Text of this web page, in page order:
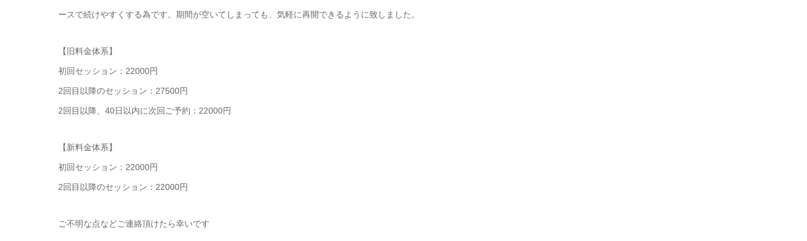
ースで続けやすくする為です。期間が空いてしまっても、気軽に再開できるように致しました。
【旧料金体系】
初回セッション：22000円
2回目以降のセッション：27500円
2回目以降、40日以内に次回ご予約：22000円
【新料金体系】
初回セッション：22000円
2回目以降のセッション：22000円
ご不明な点などご連絡頂けたら幸いです